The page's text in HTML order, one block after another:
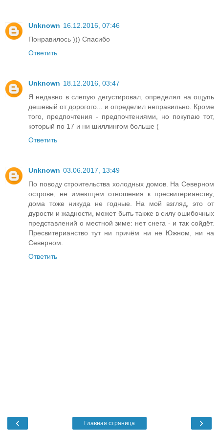
Unknown 16.12.2016, 07:46
Понравилось ))) Спасибо
Ответить
Unknown 18.12.2016, 03:47
Я недавно в слепую дегустировал, определял на ощупь
дешевый от дорогого... и определил неправильно. Кроме
того, предпочтения - предпочтениями, но покупаю тот,
который по 17 и ни шиллингом больше (
Ответить
Unknown 03.06.2017, 13:49
По поводу строительства холодных домов. На Северном
острове, не имеющем отношения к пресвитерианству,
дома тоже никуда не годные. На мой взгляд, это от
дурости и жадности, может быть также в силу ошибочных
представлений о местной зиме: нет снега - и так сойдёт.
Пресвитерианство тут ни причём ни не Южном, ни на
Северном.
Ответить
‹ ›
Главная страница